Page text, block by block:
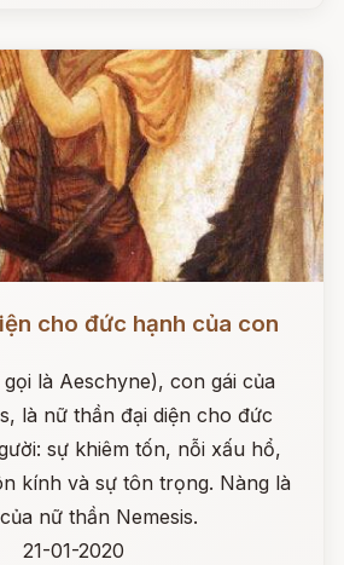
cho đức hạnh của con
là Aeschyne), con gái của
là nữ thần đại diện cho đức
sự khiêm tốn, nỗi xấu hổ,
kính và sự tôn trọng. Nàng là
nữ thần Nemesis.
21-01-2020